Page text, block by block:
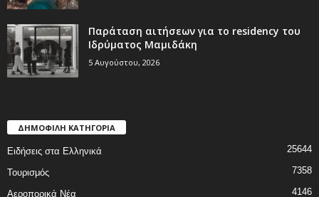
Παράταση αιτήσεων για το residency του
Ιδρύματος Μαμιδάκη
5 Αυγούστου, 2026
ΔΗΜΟΦΙΛΗ ΚΑΤΗΓΟΡΙΑ
Ειδήσεις στα Ελληνικά 25644
Τουρισμός 7358
Αεροπορικά Νέα 4146